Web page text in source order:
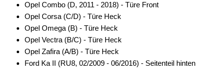
Opel Combo (D, 2011 - 2018) - Türe Front
Opel Corsa (C/D) - Türe Heck
Opel Omega (B) - Türe Heck
Opel Vectra (B/C) - Türe Heck
Opel Zafira (A/B) - Türe Heck
Ford Ka II (RU8, 02/2009 - 06/2016) - Seitenteil hinten